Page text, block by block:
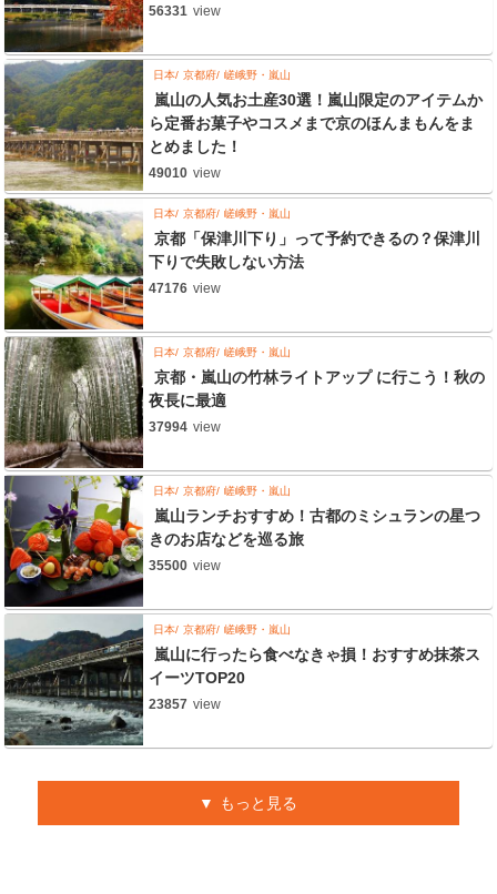
56331 view
日本 京都府 嵯峨野・嵐山
嵐山の人気お土産30選！嵐山限定のアイテムか
ら定番お菓子やコスメまで京のほんまもんをま
とめました！
49010 view
日本 京都府 嵯峨野・嵐山
京都「保津川下り」って予約できるの？保津川
下りで失敗しない方法
47176 view
日本 京都府 嵯峨野・嵐山
京都・嵐山の竹林ライトアップ に行こう！秋の
夜長に最適
37994 view
日本 京都府 嵯峨野・嵐山
嵐山ランチおすすめ！古都のミシュランの星つ
きのお店などを巡る旅
35500 view
日本 京都府 嵯峨野・嵐山
嵐山に行ったら食べなきゃ損！おすすめ抹茶ス
イーツTOP20
23857 view
もっと見る